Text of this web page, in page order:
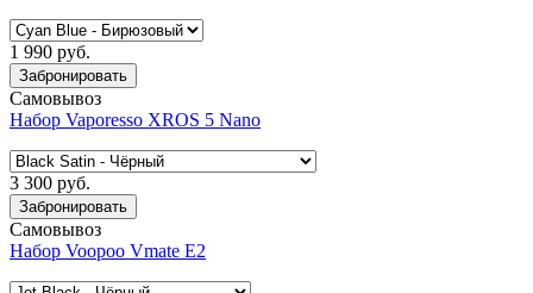
1 990 руб.
Забронировать
Самовывоз
Набор Vaporesso XROS 5 Nano
3 300 руб.
Забронировать
Самовывоз
Набор Voopoo Vmate E2